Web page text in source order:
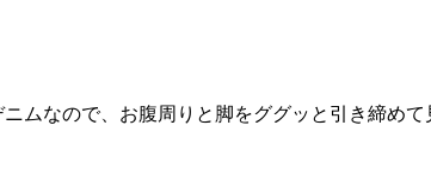
ムなので、お腹周りと脚をググッと引き締め